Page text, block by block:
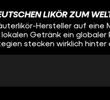
mit Mathias Döpfner
sondern baute es zu
Medienkonzerne der Welt
LIKÖR ZUM
Hersteller auf eine
Getränk ein globaler
stecken wirklich hinter